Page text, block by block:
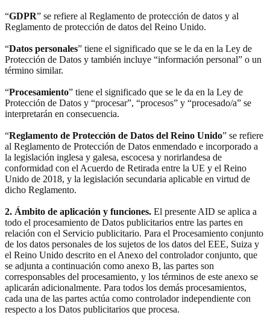
“GDPR” se refiere al Reglamento de protección de datos y al
Reglamento de protección de datos del Reino Unido.
“Datos personales” tiene el significado que se le da en la Ley de
Protección de Datos y también incluye “información personal” o un
término similar.
“Procesamiento” tiene el significado que se le da en la Ley de
Protección de Datos y “procesar”, “procesos” y “procesado/a” se
interpretarán en consecuencia.
“Reglamento de Protección de Datos del Reino Unido” se refiere
al Reglamento de Protección de Datos enmendado e incorporado a
la legislación inglesa y galesa, escocesa y norirlandesa de
conformidad con el Acuerdo de Retirada entre la UE y el Reino
Unido de 2018, y la legislación secundaria aplicable en virtud de
dicho Reglamento.
2. Ámbito de aplicación y funciones. El presente AID se aplica a
todo el procesamiento de Datos publicitarios entre las partes en
relación con el Servicio publicitario. Para el Procesamiento conjunto
de los datos personales de los sujetos de los datos del EEE, Suiza y
el Reino Unido descrito en el Anexo del controlador conjunto, que
se adjunta a continuación como anexo B, las partes son
corresponsables del procesamiento, y los términos de este anexo se
aplicarán adicionalmente. Para todos los demás procesamientos,
cada una de las partes actúa como controlador independiente con
respecto a los Datos publicitarios que procesa.